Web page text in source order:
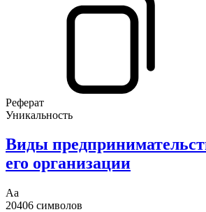
Реферат
Уникальность
Виды
его организации
Аа
20406 символов